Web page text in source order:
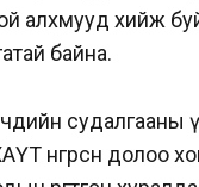
алхмууд хийж
байна.
судалгааны
өнгөрсөн долоо